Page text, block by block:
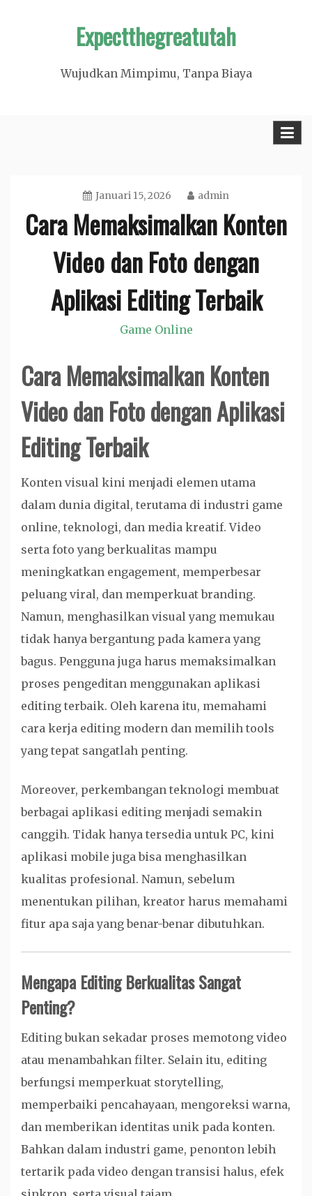
Expectthegreatutah
Wujudkan Mimpimu, Tanpa Biaya
Januari 15, 2026 admin
Cara Memaksimalkan Konten
Video dan Foto dengan
Aplikasi Editing Terbaik
Game Online
Cara Memaksimalkan Konten
Video dan Foto dengan Aplikasi
Editing Terbaik
Konten visual kini menjadi elemen utama
dalam dunia digital, terutama di industri game
online, teknologi, dan media kreatif. Video
serta foto yang berkualitas mampu
meningkatkan engagement, memperbesar
peluang viral, dan memperkuat branding.
Namun, menghasilkan visual yang memukau
tidak hanya bergantung pada kamera yang
bagus. Pengguna juga harus memaksimalkan
proses pengeditan menggunakan aplikasi
editing terbaik. Oleh karena itu, memahami
cara kerja editing modern dan memilih tools
yang tepat sangatlah penting.
Moreover, perkembangan teknologi membuat
berbagai aplikasi editing menjadi semakin
canggih. Tidak hanya tersedia untuk PC, kini
aplikasi mobile juga bisa menghasilkan
kualitas profesional. Namun, sebelum
menentukan pilihan, kreator harus memahami
fitur apa saja yang benar-benar dibutuhkan.
Mengapa Editing Berkualitas Sangat
Penting?
Editing bukan sekadar proses memotong video
atau menambahkan filter. Selain itu, editing
berfungsi memperkuat storytelling,
memperbaiki pencahayaan, mengoreksi warna,
dan memberikan identitas unik pada konten.
Bahkan dalam industri game, penonton lebih
tertarik pada video dengan transisi halus, efek